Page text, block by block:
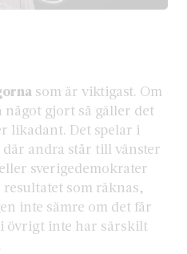
som är viktigast. Om
gjort så gäller det
likadant. Det spelar i
andra står till vänster
sverigedemokrater
som räknas,
inte sämre om det får
övrigt inte har särskilt